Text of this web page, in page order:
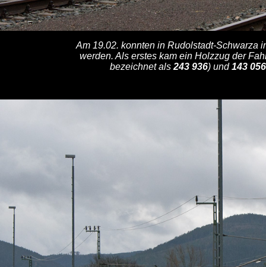
Am 19.02. konnten in Rudolstadt-Schwarza
werden. Als erstes kam ein Holzzug der
bezeichnet als 243 936) und143 056